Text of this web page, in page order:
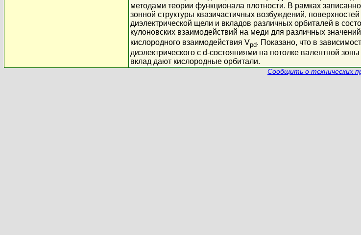
методами теории функционала плотности. В рамках
зонной структуры квазичастичных возбуждений,
диэлектрической щели и вкладов различных орбиталей в
кулоновских взаимодействий на меди для различных
кислородного взаимодействия Vpd. Показано, что в
диэлектрического с d-состояниями на потолке валентной
вклад дают кислородные орбитали.
Сообщить о технических